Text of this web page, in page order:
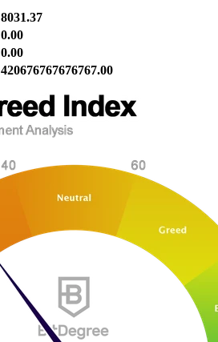
8031.37
0.00
0.00
420676767676767.00